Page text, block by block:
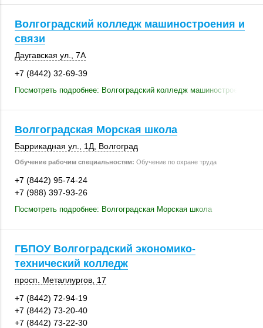
Волгоградский колледж машиностроения и
связи
Даугавская ул., 7А
+7 (8442) 32-69-39
Посмотреть подробнее: Волгоградский колледж машиностроения и
Волгоградская Морская школа
Баррикадная ул., 1Д Волгоград
Обучение рабочим специальностям: Обучение по охране труда
+7 (8442) 95-74-24
+7 (988) 397-93-26
Посмотреть подробнее: Волгоградская Морская школа
ГБПОУ Волгоградский экономико-
технический колледж
просп. Металлургов, 17
+7 (8442) 72-94-19
+7 (8442) 73-20-40
+7 (8442) 73-22-30